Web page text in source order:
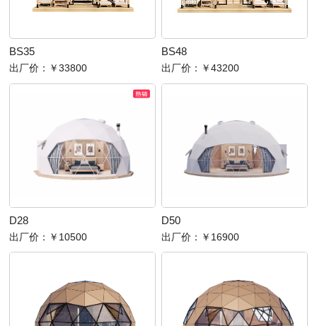
BS35
出厂价： ￥33800
BS48
出厂价： ￥43200
D28
出厂价： ￥10500
D50
出厂价： ￥16900